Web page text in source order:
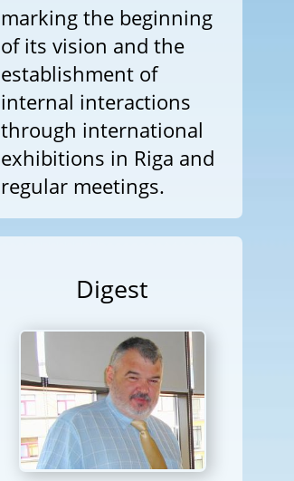
marking the beginning
of its vision and the
establishment of
internal interactions
through international
exhibitions in Riga and
regular meetings.
Digest